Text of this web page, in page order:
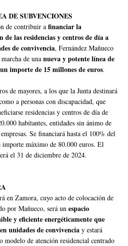
DE SUBVENCIONES
de contribuir a financiar la
las residencias y centros de día a
de convivencia, Fernández Mañueco
de una nueva y potente línea de
importe de 15 millones de euros.
de mayores, a los que la Junta destinará
a personas con discapacidad, que
residencias y centros de día de
habitantes, entidades sin ánimo de
Se financiará hasta el 100% del
importe máximo de 80.000 euros. El
el 31 de diciembre de 2024.
en Zamora, cuyo acto de colocación de
por Mañueco, será un espacio
y eficiente energéticamente que
unidades de convivencia y estará
modelo de atención residencial centrado